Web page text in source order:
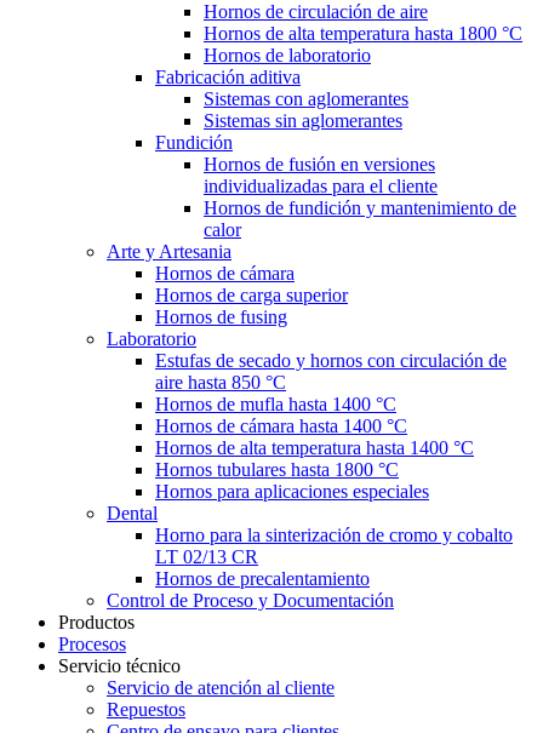
Hornos de circulación de aire
Hornos de alta temperatura hasta 1800 °C
Hornos de laboratorio
Fabricación aditiva
Sistemas con aglomerantes
Sistemas sin aglomerantes
Fundición
Hornos de fusión en versiones
individualizadas para el cliente
Hornos de fundición y mantenimiento de
calor
Arte y Artesania
Hornos de cámara
Hornos de carga superior
Hornos de fusing
Laboratorio
Estufas de secado y hornos con circulación de
aire hasta 850 °C
Hornos de mufla hasta 1400 °C
Hornos de cámara hasta 1400 °C
Hornos de alta temperatura hasta 1400 °C
Hornos tubulares hasta 1800 °C
Hornos para aplicaciones especiales
Dental
Horno para la sinterización de cromo y cobalto
LT 02/13 CR
Hornos de precalentamiento
Control de Proceso y Documentación
Productos
Procesos
Servicio técnico
Servicio de atención al cliente
Repuestos